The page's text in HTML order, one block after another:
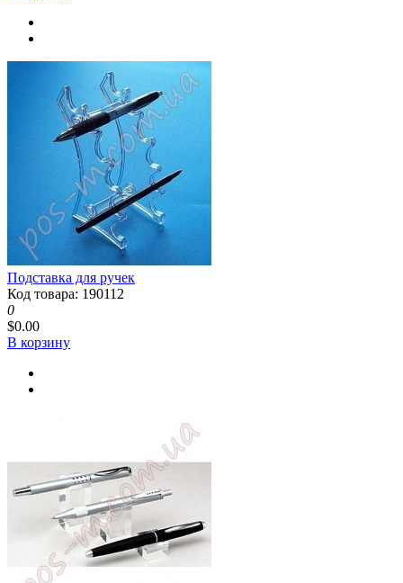
Подставка для ручек
Код товара: 190112
0
$0.00
В корзину